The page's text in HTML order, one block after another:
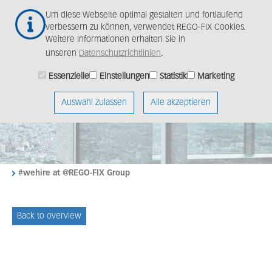
Um diese Webseite optimal gestalten und fortlaufend
verbessern zu können, verwendet REGO-FIX Cookies.
Weitere Informationen erhalten Sie in
unseren Datenschutzrichtlinien.
Essenzielle Einstellungen Statistik Marketing
Auswahl zulassen Alle akzeptieren
Hauptinhalt
springen
#wehire at @REGO-FIX Group
Back to overview